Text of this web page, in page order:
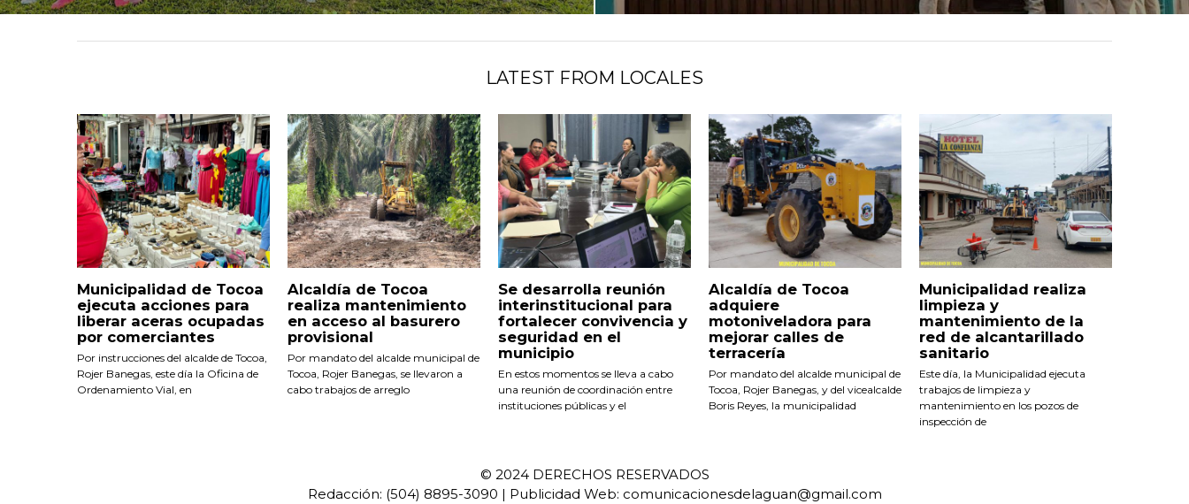
LATEST FROM LOCALES
Municipalidad de Tocoa
ejecuta acciones para
liberar aceras ocupadas
por comerciantes
Por instrucciones del alcalde de Tocoa,
Rojer Banegas, este día la Oficina de
Ordenamiento Vial, en
Alcaldía de Tocoa
realiza mantenimiento
en acceso al basurero
provisional
Por mandato del alcalde municipal de
Tocoa, Rojer Banegas, se llevaron a
cabo trabajos de arreglo
Se desarrolla reunión
interinstitucional para
fortalecer convivencia y
seguridad en el
municipio
En estos momentos se lleva a cabo
una reunión de coordinación entre
instituciones públicas y el
Alcaldía de Tocoa
adquiere
motoniveladora para
mejorar calles de
terracería
Por mandato del alcalde municipal de
Tocoa, Rojer Banegas, y del vicealcalde
Boris Reyes, la municipalidad
Municipalidad realiza
limpieza y
mantenimiento de la
red de alcantarillado
sanitario
Este día, la Municipalidad ejecuta
trabajos de limpieza y
mantenimiento en los pozos de
inspección de
© 2024 DERECHOS RESERVADOS
Redacción: (504) 8895-3090 | Publicidad Web: comunicacionesdelaguan@gmail.com